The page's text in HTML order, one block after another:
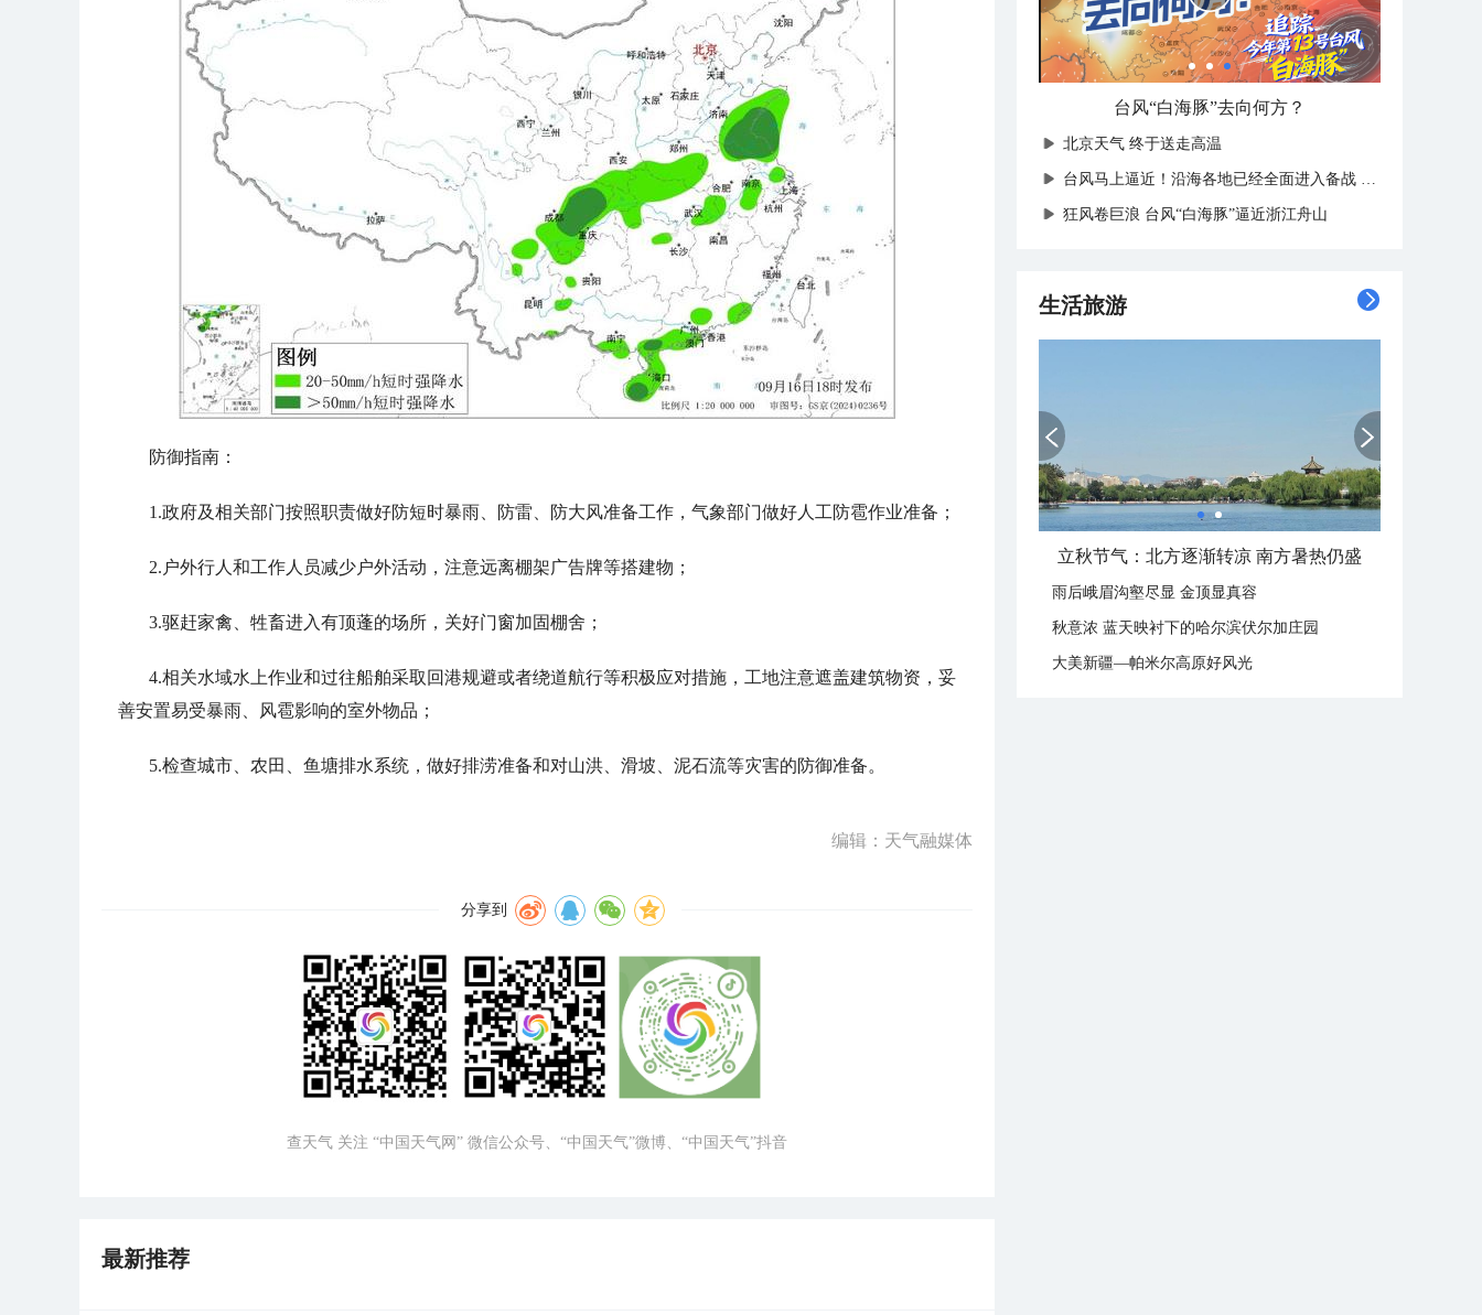
防御指南：
1.政府及相关部门按照职责做好防短时暴雨、防雷、防大风准备工作，气象部门做好人工防雹作业准备；
2.户外行人和工作人员减少户外活动，注意远离棚架广告牌等搭建物；
3.驱赶家禽、牲畜进入有顶蓬的场所，关好门窗加固棚舍；
4.相关水域水上作业和过往船舶采取回港规避或者绕道航行等积极应对措施，工地注意遮盖建筑物资，妥
善安置易受暴雨、风雹影响的室外物品；
5.检查城市、农田、鱼塘排水系统，做好排涝准备和对山洪、滑坡、泥石流等灾害的防御准备。
编辑：天气融媒体
分享到
查天气 关注 “中国天气网” 微信公众号、“中国天气”微博、“中国天气”抖音
最新推荐
台风“白海豚”去向何方？
北京天气 终于送走高温
台风马上逼近！沿海各地已经全面进入备战状态
狂风卷巨浪 台风“白海豚”逼近浙江舟山
生活旅游
立秋节气：北方逐渐转凉 南方暑热仍盛
雨后峨眉沟壑尽显 金顶显真容
秋意浓 蓝天映衬下的哈尔滨伏尔加庄园
大美新疆—帕米尔高原好风光